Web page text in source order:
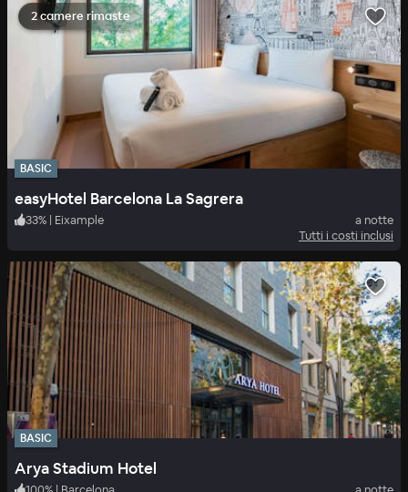
2 camere rimaste
BASIC
easyHotel Barcelona La Sagrera
33% | Eixample
a notte
Tutti i costi inclusi
BASIC
Arya Stadium Hotel